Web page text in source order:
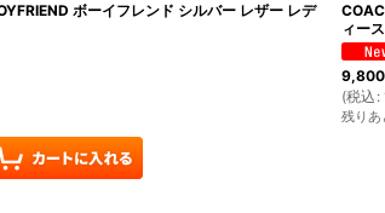
ボーイフレンド シルバー レザー レデ
ィース
9,800
(税込 :
残りあ